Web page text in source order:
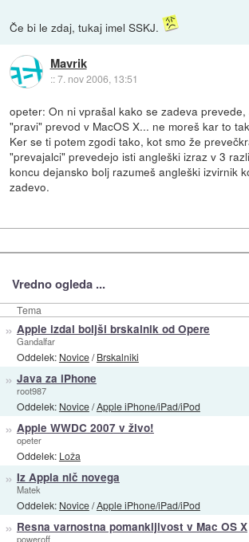
Če bi le zdaj, tukaj imel SSKJ.
Mavrik
::7. nov 2006, 13:51
opeter: On ni vprašal kako se zadeva
"pravi" prevod v MacOS X... ne moreš kar to
Ker se ti potem zgodi tako, kot smo že
"prevajalci" prevedejo isti angleški izraz v 3
koncu dejansko bolj razumeš angleški izvirnik
zadevo.
Vredno ogleda ...
Tema
» Apple izdal boljši brskalnik od Opere
Gandalfar
Oddelek: Novice/Brskalniki
» Java za iPhone
root987
Oddelek: Novice/Apple iPhone/iPad/iPod
» Apple WWDC 2007 v živo!
opeter
Oddelek: Loža
» Iz Appla nič novega
Matek
Oddelek: Novice/Apple iPhone/iPad/iPod
» Resna varnostna pomankljivost v Mac OS X
poweroff